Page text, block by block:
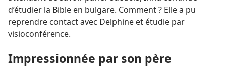
d’étudier la Bible en bulgare. Comment ? Elle a pu
reprendre contact avec Delphine et étudie par
visioconférence.
Impressionnée par son père